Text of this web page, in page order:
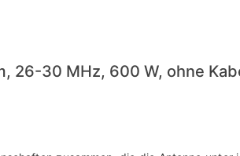
26-30 MHz, 600 W, ohne